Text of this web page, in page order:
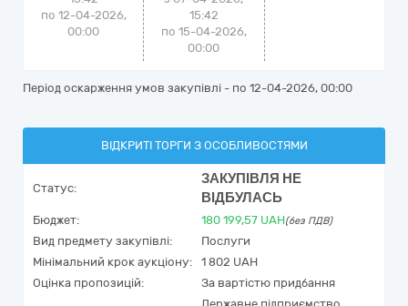
по 12-04-2026,
00:00
15:42
по 15-04-2026,
00:00
Період оскарження умов закупівлі - по 12-04-2026, 00:00
ВІДКРИТІ ТОРГИ З ОСОБЛИВОСТЯМИ
Статус:
ЗАКУПІВЛЯ НЕ
ВІДБУЛАСЬ
Бюджет: 180 199,57 UAH(без ПДВ)
Вид предмету закупівлі:
Послуги
Мінімальний крок аукціону:
1 802 UAH
Оцінка пропозицій:
За вартістю придбання